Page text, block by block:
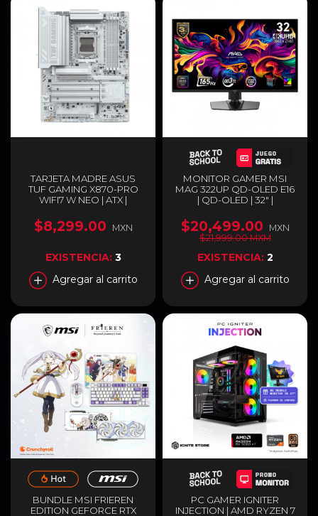
TARJETA MADRE ASUS
TUF GAMING X870-PRO
WIFI7 W NEO | ATX |
AMD X870 | DDR5 (HASTA
256GB) | HDMI / USB-C |
BLANCO | TUF GAMING
X870-PRO WIFI7 W NEO
$8,299.00 MXN
EXISTENCIA: 3
Agregar al carrito
MONITOR GAMER MSI
MAG 322UP QD-OLED E16
| QD-OLED | 32" |
FREESYNC | 165HZ | HDMI |
DISPLAYPORT | NEGRO |
MAG 322UP QD-OLED E16
$20,499.00
MXN
$21,999.00 MXM
EXISTENCIA: 2
Agregar al carrito
BUNDLE MSI FRIEREN
EDITION GEFORCE RTX
PC GAMER IGNITER
INJECTION | AMD RYZEN 7